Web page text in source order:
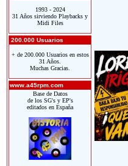
1993 - 2024
31 Años sirviendo Playbacks y
Midi Files
200.000 Usuarios
+ de 200.000 Usuarios en estos
31 Años.
Muchas Gracias.
www.a45rpm.com
Base de Datos
de los SG's y EP's
editados en España